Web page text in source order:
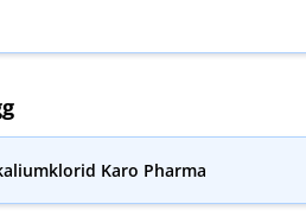
Karo Pharma